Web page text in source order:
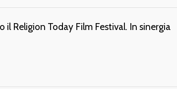
il Religion Today Film Festival. In sinergia